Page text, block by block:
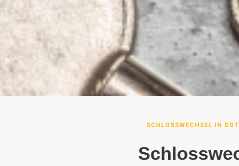
SCHLOSSWECHSEL IN